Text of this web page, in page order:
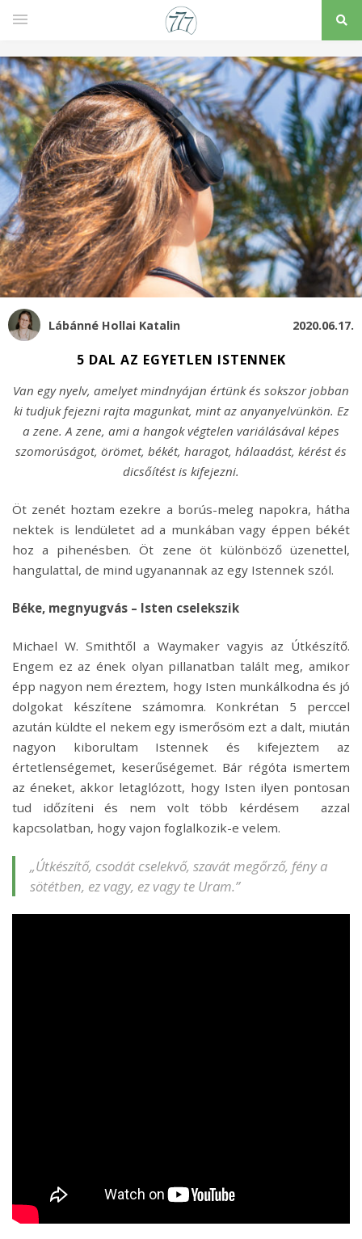
Lábánné Hollai Katalin 2020.06.17.
5 DAL AZ EGYETLEN ISTENNEK
Van egy nyelv, amelyet mindnyájan értünk és sokszor jobban
ki tudjuk fejezni rajta magunkat, mint az anyanyelvünkön. Ez
a zene. A zene, ami a hangok végtelen variálásával képes
szomorúságot, örömet, békét, haragot, hálaadást, kérést és
dicsőítést is kifejezni.
Öt zenét hoztam ezekre a borús-meleg napokra, hátha
nektek is lendületet ad a munkában vagy éppen békét
hoz a pihenésben. Öt zene öt különböző üzenettel,
hangulattal, de mind ugyanannak az egy Istennek szól.
Béke, megnyugvás – Isten cselekszik
Michael W. Smithtől a Waymaker vagyis az Útkészítő.
Engem ez az ének olyan pillanatban talált meg, amikor
épp nagyon nem éreztem, hogy Isten munkálkodna és jó
dolgokat készítene számomra. Konkrétan 5 perccel
azután küldte el nekem egy ismerősöm ezt a dalt, miután
nagyon kiborultam Istennek és kifejeztem az
értetlenségemet, keserűségemet. Bár régóta ismertem
az éneket, akkor letaglózott, hogy Isten ilyen pontosan
tud időzíteni és nem volt több kérdésem azzal
kapcsolatban, hogy vajon foglalkozik-e velem.
„Útkészítő, csodát cselekvő, szavát megőrző, fény a
sötétben, ez vagy, ez vagy te Uram.”